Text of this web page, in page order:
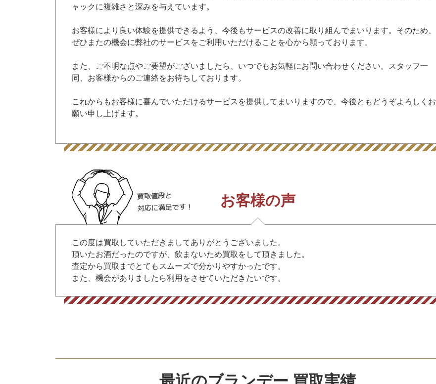
ャックに複雑さと深みを与えています。
お客様により良い体験を提供できるよう、今後もサービスの改善に取り組んでまいります。そのため、
ぜひまたの機会に弊社のサービスをご利用いただけることを心から願っております。
また、ご不明な点やご要望がございましたら、いつでもお気軽にお問い合わせください。スタッフ一
同、お客様からのご連絡をお待ちしております。
これからもお客様に喜んでいただけるサービスを提供してまいりますので、今後ともどうぞよろしくお
願い申し上げます。
お客様の声
この度は買取していただきましてありがとうございました。
頂いたお酒だったのですが、飲まないため買取をして頂きました。
査定から買取までとてもスムーズで分かりやすかったです。
また、機会がありましたら利用をさせていただきたいです。